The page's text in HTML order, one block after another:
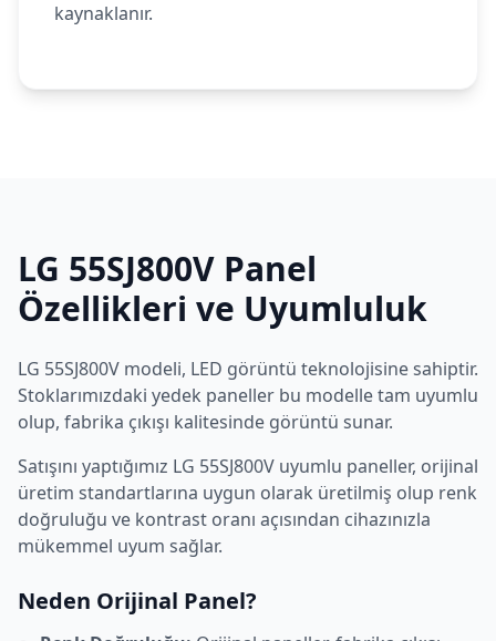
kaynaklanır.
LG 55SJ800V Panel
Özellikleri ve Uyumluluk
LG 55SJ800V modeli, LED görüntü teknolojisine sahiptir.
Stoklarımızdaki yedek paneller bu modelle tam uyumlu
olup, fabrika çıkışı kalitesinde görüntü sunar.
Satışını yaptığımız LG 55SJ800V uyumlu paneller, orijinal
üretim standartlarına uygun olarak üretilmiş olup renk
doğruluğu ve kontrast oranı açısından cihazınızla
mükemmel uyum sağlar.
Neden Orijinal Panel?